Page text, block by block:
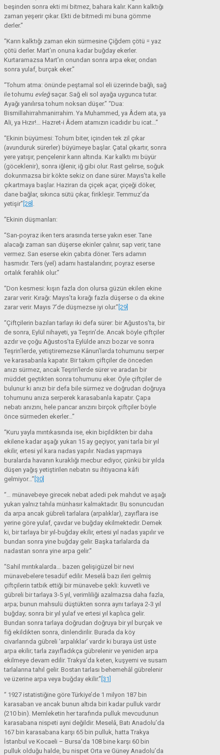
beşinden sonra ekti mi bitmez, bahara kalır. Karın kalktığı
zaman yeşerir çıkar. Ekti de bitmedi mi buna gömme
derler.”
“Karın kalktığı zaman ekin sürmesine Çiğdem çötü = yaz
çötü derler. Mart’ın onuna kadar buğday ekerler.
Kurtaramazsa Mart’ın onundan sonra arpa eker, ondan
sonra yulaf, burçak eker.”
“Tohum atma: önünde peştamal sol eli üzerinde bağlı, sağ
ile tohumu evleğsaçar. Sağ eli sol ayağa uygunca tutar.
Ayağı yanılırsa tohum noksan düşer.” “Dua:
Bismillahirrahmanirrahim. Ya Muhammed, ya Âdem ata, ya
Ali, ya Hızır!… Hazret-i Âdem atamızın icadıdır bu icat…”
“Ekinin büyümesi: Tohum biter, içinden tek zil çıkar
(avunduruk sürerler) büyümeye başlar. Çatal çıkartır, sonra
yere yatışır, pençelenir karın altında. Kar kalktı mı büyür
(göceklenir), sonra iğlenir, iğ gibi olur. Rast gelirse, soğuk
dokunmazsa bir kökte sekiz on dane sürer. Mayıs’ta kelle
çıkartmaya başlar. Haziran da çiçek açar, çiçeği döker,
dane bağlar, sıkınca sütü çıkar, firikleşir. Temmuz’da
yetişir” [28] .
“Ekinin düşmanları:
“San-poyraz iken ters arasında terse yakın eser. Tane
alacağı zaman san düşerse ekinler çalınır, sap verir, tane
vermez. San eserse ekin çabıta döner. Ters adamın
hasmıdır. Ters (yel) adamı hastalandırır, poyraz eserse
ortalık ferahlık olur.”
“Don kesmesi: kışın fazla don olursa güzün ekilen ekine
zarar verir. Kırağı: Mayıs’ta kırağı fazla düşerse o da ekine
zarar verir. Mayıs 7’de düşmezse iyi olur.” [29]
“Çiftçilerin bazıları tarlayı iki defa sürer: bir Ağustos’ta, bir
de sonra, Eylül nihayeti, ya Teşrin’de. Ancak böyle çiftçiler
azdır ve çoğu Ağustos’ta Eylülde anızı bozar ve sonra
Teşrin’lerde, yetiştiremezse Kânun’larda tohumunu serper
ve karasabanla kapatır. Bir takım çiftçiler de önceden
anızı sürmez, ancak Teşrin’lerde sürer ve aradan bir
müddet geçtikten sonra tohumunu eker. Öyle çiftçiler de
bulunur ki anızı bir defa bile sürmez ve doğrudan doğruya
tohumunu anıza serperek karasabanla kapatır. Çapa
nebatı anızını, hele pancar anızını birçok çiftçiler böyle
önce sürmeden ekerler…”
“Kuru yayla mıntıkasında ise, ekin biçildikten bir daha
ekilene kadar aşağı yukarı 15 ay geçiyor, yani tarla bir yıl
ekilir, ertesi yıl kara nadas yapılır. Nadas yapmaya
buralarda havanın kuraklığı mecbur ediyor, çünkü bir yılda
düşen yağış yetiştirilen nebatın su ihtiyacına kâfi
gelmiyor…” [30]
“… münavebeye girecek nebat adedi pek mahdut ve aşağı
yukarı yalnız tahıla münhasır kalmaktadır. Bu sonuncudan
da arpa ancak gübreli tarlalara (arpalıklar), zayıflara ise
yerine göre yulaf, çavdar ve buğday ekilmektedir. Demek
ki, bir tarlaya bir yıl-buğday ekilir, ertesi yıl nadas yapılır ve
bundan sonra yine buğday gelir. Başka tarlalarda da
nadastan sonra yine arpa gelir.”
“Sahil mıntıkalarda… bazen gelişigüzel bir nevi
münavebelere tesadüf edilir. Meselâ bazı ileri gelmiş
çiftçilerin tatbik ettiği bir münavebe şekli: kuvvetli ve
gübreli bir tarlaya 3-5 yıl, verimliliği azalmazsa daha fazla,
arpa; bunun mahsulü düştükten sonra aynı tarlaya 2-3 yıl
buğday; sonra bir yıl yulaf ve ertesi yıl kaplıca gelir.
Bundan sonra tarlaya doğrudan doğruya bir yıl burçak ve
fiğ ekildikten sonra, dinlendirilir. Burada da köy
civarlarında gübreli ‘arpalıklar’ vardır ki buraya üst üste
arpa ekilir; tarla zayıfladıkça gübrelenir ve yeniden arpa
ekilmeye devam edilir. Trakya’da keten, kuşyemi ve susam
tarlalarına tahıl gelir. Bostan tarlası behemehâl gübrelenir
ve üzerine arpa veya buğday ekilir.” [31]
“ 1927 istatistiğine göre Türkiye’de 1 milyon 187 bin
karasaban ve ancak bunun altıda biri kadar pulluk vardır
(210 bin). Memleketin her tarafında pulluk mevcudunun
karasabana nispeti ayni değildir. Meselâ, Batı Anadolu’da
167 bin karasabana karşı 65 bin pulluk, hatta Trakya
İstanbul ve Kocaeli – Bursa’da 108 bine karşı 60 bin
pulluk olduğu halde, bu nispet Orta ve Güney Anadolu’da